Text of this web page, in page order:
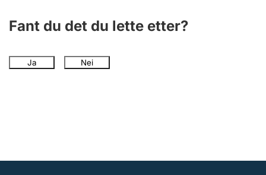
Fant du det du lette etter?
Ja Nei